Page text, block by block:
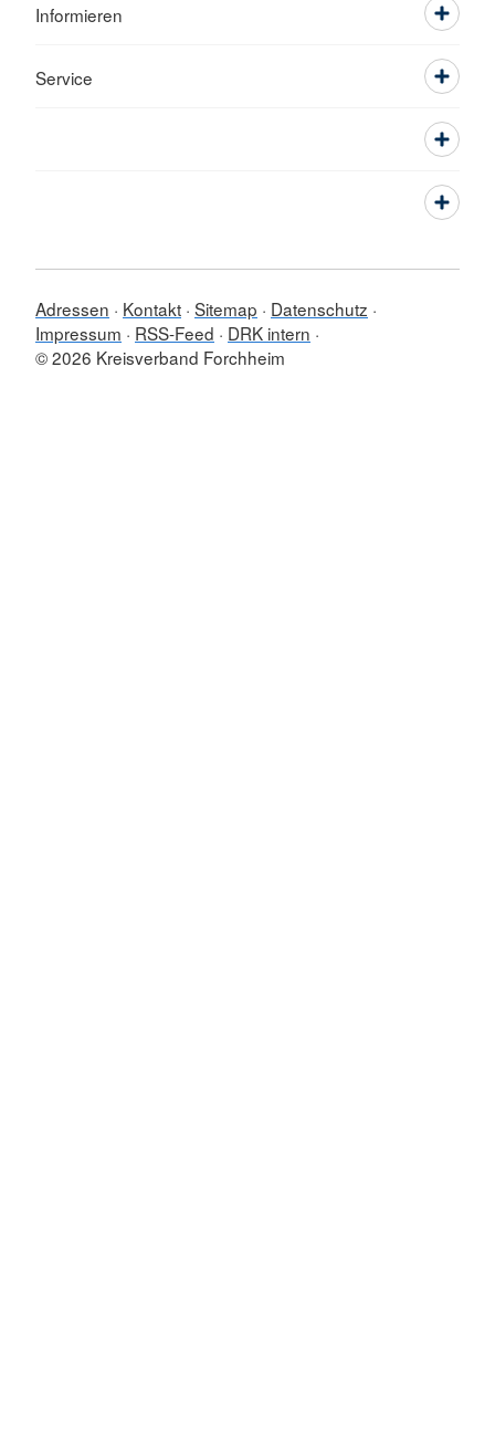
Informieren
Service
Adressen Kontakt Sitemap
Datenschutz
Impressum
RSS-Feed
DRK intern
© 2026 Kreisverband Forchheim